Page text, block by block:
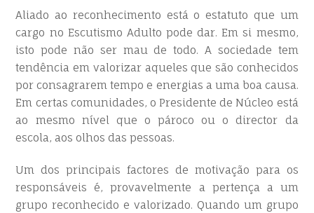
Aliado ao reconhecimento está o estatuto que um
cargo no Escutismo Adulto pode dar. Em si mesmo,
isto pode não ser mau de todo. A sociedade tem
tendência em valorizar aqueles que são conhecidos
por consagrarem tempo e energias a uma boa causa.
Em certas comunidades, o Presidente de Núcleo está
ao mesmo nível que o pároco ou o director da
escola, aos olhos das pessoas.
Um dos principais factores de motivação para os
responsáveis é, provavelmente a pertença a um
grupo reconhecido e valorizado. Quando um grupo